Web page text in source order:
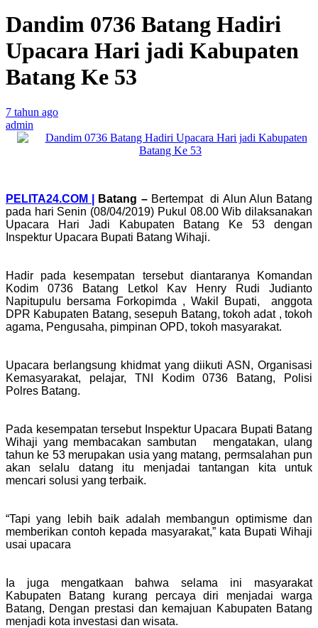
Dandim 0736 Batang Hadiri
Upacara Hari jadi Kabupaten
Batang Ke 53
7 tahun ago
admin
PELITA24.COM | Batang – Bertempat di Alun Alun Batang
pada hari Senin (08/04/2019) Pukul 08.00 Wib dilaksanakan
Upacara Hari Jadi Kabupaten Batang Ke 53 dengan
Inspektur Upacara Bupati Batang Wihaji.
Hadir pada kesempatan tersebut diantaranya Komandan
Kodim 0736 Batang Letkol Kav Henry Rudi Judianto
Napitupulu bersama Forkopimda , Wakil Bupati, anggota
DPR Kabupaten Batang, sesepuh Batang, tokoh adat , tokoh
agama, Pengusaha, pimpinan OPD, tokoh masyarakat.
Upacara berlangsung khidmat yang diikuti ASN, Organisasi
Kemasyarakat, pelajar, TNI Kodim 0736 Batang, Polisi
Polres Batang.
Pada kesempatan tersebut Inspektur Upacara Bupati Batang
Wihaji yang membacakan sambutan mengatakan, ulang
tahun ke 53 merupakan usia yang matang, permsalahan pun
akan selalu datang itu menjadai tantangan kita untuk
mencari solusi yang terbaik.
“Tapi yang lebih baik adalah membangun optimisme dan
memberikan contoh kepada masyarakat,” kata Bupati Wihaji
usai upacara
Ia juga mengatkaan bahwa selama ini masyarakat
Kabupaten Batang kurang percaya diri menjadai warga
Batang, Dengan prestasi dan kemajuan Kabupaten Batang
menjadi kota investasi dan wisata.